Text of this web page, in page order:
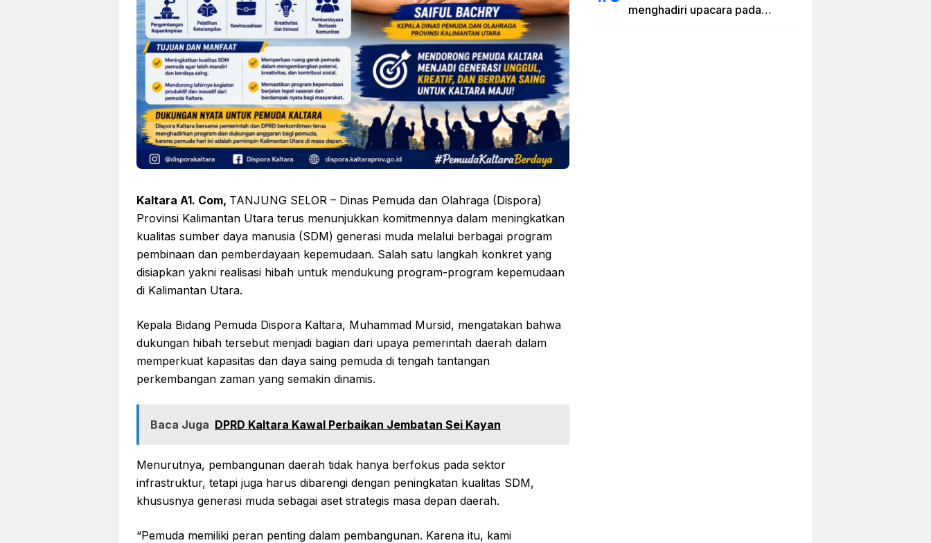
Kaltara A1. Com, TANJUNG SELOR – Dinas Pemuda dan Olahraga (Dispora)
Provinsi Kalimantan Utara terus menunjukkan komitmennya dalam meningkatkan
kualitas sumber daya manusia (SDM) generasi muda melalui berbagai program
pembinaan dan pemberdayaan kepemudaan. Salah satu langkah konkret yang
disiapkan yakni realisasi hibah untuk mendukung program-program kepemudaan
di Kalimantan Utara.
Kepala Bidang Pemuda Dispora Kaltara, Muhammad Mursid, mengatakan bahwa
dukungan hibah tersebut menjadi bagian dari upaya pemerintah daerah dalam
memperkuat kapasitas dan daya saing pemuda di tengah tantangan
perkembangan zaman yang semakin dinamis.
Baca Juga DPRD Kaltara Kawal Perbaikan Jembatan Sei Kayan
Menurutnya, pembangunan daerah tidak hanya berfokus pada sektor
infrastruktur, tetapi juga harus dibarengi dengan peningkatan kualitas SDM,
khususnya generasi muda sebagai aset strategis masa depan daerah.
“Pemuda memiliki peran penting dalam pembangunan. Karena itu, kami
menghadiri upacara pada